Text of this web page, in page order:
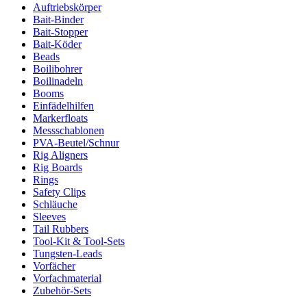
Auftriebskörper
Bait-Binder
Bait-Stopper
Bait-Köder
Beads
Boilibohrer
Boilinadeln
Booms
Einfädelhilfen
Markerfloats
Messschablonen
PVA-Beutel/Schnur
Rig Aligners
Rig Boards
Rings
Safety Clips
Schläuche
Sleeves
Tail Rubbers
Tool-Kit & Tool-Sets
Tungsten-Leads
Vorfächer
Vorfachmaterial
Zubehör-Sets